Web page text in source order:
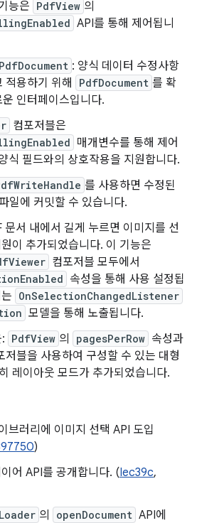
능은 PdfView 의
API를 통해 제어됩니
: 양식 데이터 수정사항
적용하기 위해
PdfDocument 를 확
인터페이스입니다.
컴포저블은
매개변수를 통해 제어
식 필드와의 상호작용을 지원합니다.
를 사용하면 수정된
일에 커밋할 수 있습니다.
문서 내에서 길게 누르면 이미지를 선
이 추가되었습니다. 이 기능은
컴포저블 모두에서
속성을 통해 사용 설정됩
OnSelectionChangedListener
모델을 통해 노출됩니다.
PdfView 의 pagesPerRow 속성과
저블을 사용하여 구성할 수 있는 대형
레이아웃 모드가 추가되었습니다.
브러리에 이미지 선택 API 도입
)
어 API를 공개합니다. (Iec39c,
의 openDocument API에